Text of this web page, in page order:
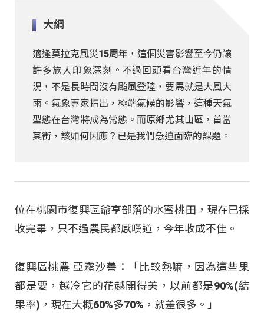
大綱
適逢莫拉克風災15周年，這個災害影響至今仍讓
許多族人印象深刻。不過回頭看台灣近年的情
況，不是長時間沒有颱風登陸，要馬就是大風大
雨。氣象專家指出，極端氣候的影響，這種天氣
型態在台灣將成為常態。而原鄉尤其山區，首當
其衝，該如何因應？已是我們急迫面臨的課題。
位在桃園市復興區爺亨部落的水蜜桃田，現在已採
收完畢，只不過農民都感嘆道，今年收成不佳。
復興區桃農 亞霧沙善：「比較熱嘛，因為這些果
都是要，越冷它的花越開得美，以前都是90%(結
果率)，現在大概60%多70%，就差很多。」